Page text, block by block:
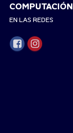
COMPUTACIÓN
EN LAS REDES